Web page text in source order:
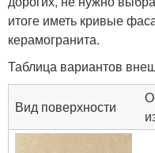
итоге иметь кривые
керамогранита.
Таблица вариантов
Вид поверхности